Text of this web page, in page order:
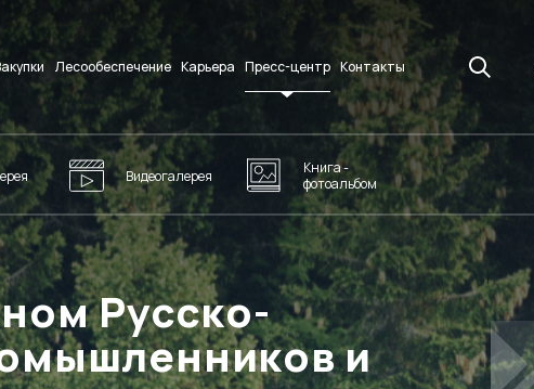
Лесообеспечение Карьера Пресс-центр Контакты
Видеогалерея
Книга -
фотоальбом
Русско-
и